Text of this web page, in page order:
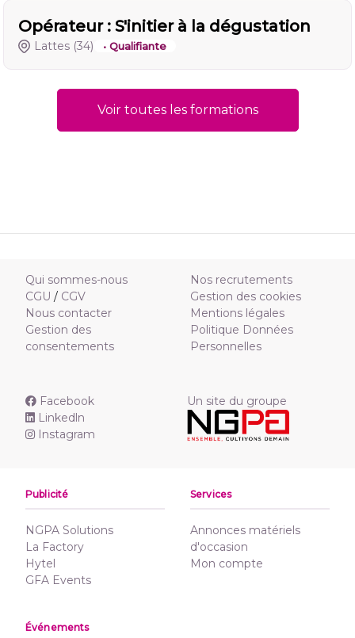
Opérateur : S'initier à la dégustation
Lattes (34) • Qualifiante
Voir toutes les formations
Qui sommes-nous
CGU / CGV
Nous contacter
Gestion des
consentements
Nos recrutements
Gestion des cookies
Mentions légales
Politique Données
Personnelles
Facebook
Linkedln
Instagram
Un site du groupe
Publicité
NGPA Solutions
La Factory
Hytel
GFA Events
Services
Annonces matériels
d'occasion
Mon compte
Événements